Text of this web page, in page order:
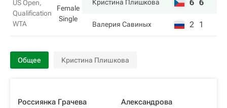
US Open,
Qualification
WTA
Female
Single
Кристина Плишкова 6 6
Валерия Савиных 2 1
Общее Кристина Плишкова
Россиянка Грачева
Александрова